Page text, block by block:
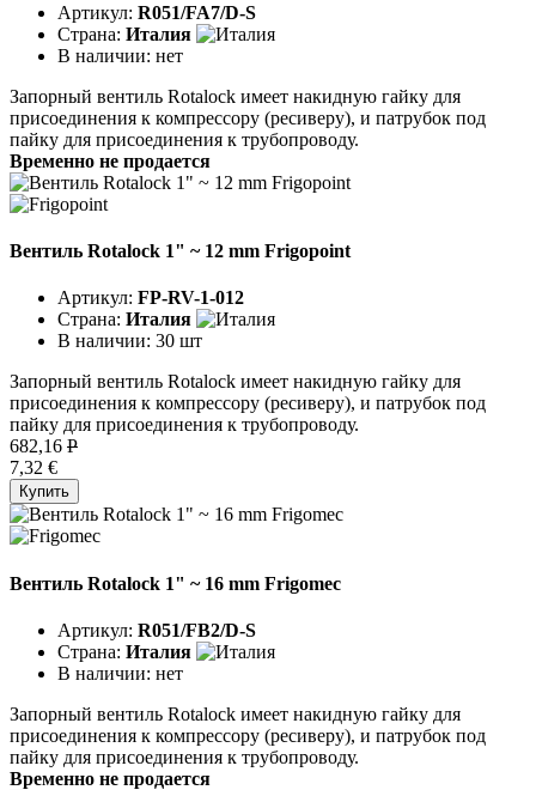
Артикул: R051/FA7/D-S
Страна: Италия
В наличии: нет
Запорный вентиль Rotalock имеет накидную гайку для
присоединения к компрессору (ресиверу), и патрубок под
пайку для присоединения к трубопроводу.
Временно не продается
Вентиль Rotalock 1" ~ 12 mm Frigopoint
Артикул: FP-RV-1-012
Страна: Италия
В наличии: 30 шт
Запорный вентиль Rotalock имеет накидную гайку для
присоединения к компрессору (ресиверу), и патрубок под
пайку для присоединения к трубопроводу.
682,16 P
7,32 €
Купить
Вентиль Rotalock 1" ~ 16 mm Frigomec
Артикул: R051/FB2/D-S
Страна: Италия
В наличии: нет
Запорный вентиль Rotalock имеет накидную гайку для
присоединения к компрессору (ресиверу), и патрубок под
пайку для присоединения к трубопроводу.
Временно не продается